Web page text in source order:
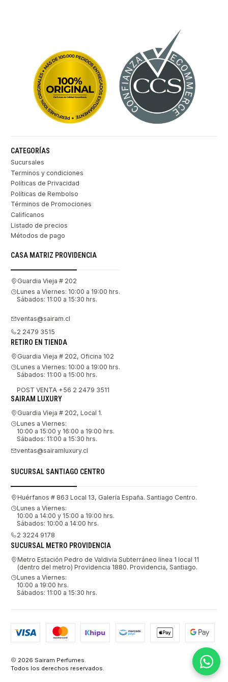
CATEGORÍAS
Sucursales
Terminos y condiciones
Políticas de Privacidad
Políticas de Rembolso
Términos de Promociones
Califícanos
Listado de precios
Métodos de pago
CASA MATRIZ PROVIDENCIA
Guardia Vieja # 202
Lunes a Viernes: 10:00 a 19:00 hrs.
Sábados: 11:00 a 15:30 hrs.
ventas@sairam.cl
2 2479 3515
RETIRO EN TIENDA
Guardia Vieja # 202, Oficina 102
Lunes a Viernes: 10:00 a 19:00 hrs.
Sábados: 11:00 a 15:00 hrs.
POST VENTA +56 2 2479 3511
SAIRAM LUXURY
Guardia Vieja # 202, Local 1.
Lunes a Viernes:
10:00 a 15:00 y 16:00 a 19:00 hrs.
Sábados: 11:00 a 15:30 hrs.
ventas@sairamluxury.cl
SUCURSAL SANTIAGO CENTRO
Huérfanos # 863 Local 13, Galería España. Santiago Centro.
Lunes a Viernes:
10:00 a 14:00 y 15:00 a 19:00 hrs.
Sábados: 10:00 a 14:00 hrs.
2 3224 9178
SUCURSAL METRO PROVIDENCIA
Metro Estación Pedro de Valdivia Subterráneo línea 1 local 11
(dentro del metro) Providencia 1880. Providencia, Santiago.
Lunes a Viernes:
10:00 a 19:00 hrs.
Sábados: 11:00 a 15:30 hrs.
2026 Sairam Perfumes.
Todos los derechos reservados.